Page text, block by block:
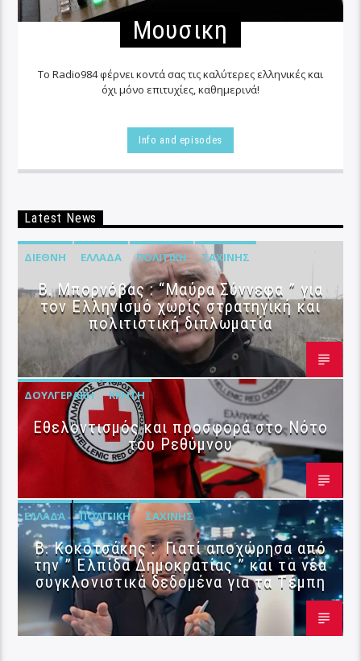
Μουσικη
Το Radio984 φέρνει κοντά σας τις καλύτερες ελληνικές και
όχι μόνο επιτυχίες, καθημερινά!
Info and episodes
Latest News
ΔΙΕΘΝΉ ΕΛΛΆΔΑ ΠΟΛΙΤΙΚΉ ΣΑΧΊΝΗΣ
B. Μπορνόβας : “Μαύρα Σύννεφα ” για
τον Ελληνισμό χωρίς στρατηγική και
πολιτιστική διπλωματία
ΔΟΥΛΓΕΡΆΚΗ ΚΡΉΤΗ
Εθελοντισμός και προσφορά στο Νότο
του Ρεθύμνου
ΕΛΛΆΔΑ ΠΟΛΙΤΙΚΉ ΣΑΧΊΝΗΣ
Β. Κοκοτσάκης : Γιατί αποχώρησα από
την ” Ελπίδα Δημοκρατίας ” και τα νέα
συγκλονιστικά δεδομένα για τα Τέμπη